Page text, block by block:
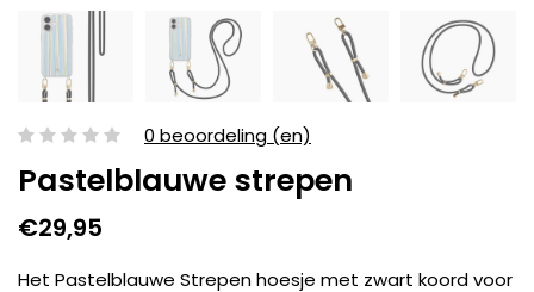
0 beoordeling (en)
Pastelblauwe strepen
€29,95
Het Pastelblauwe Strepen hoesje met zwart koord voor